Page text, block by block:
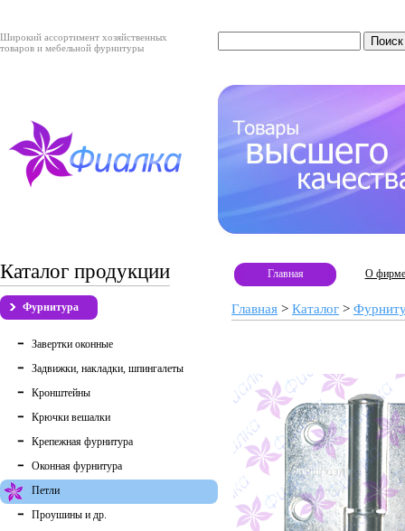
Широкий ассортимент хозяйственных
товаров и мебельной фурнитуры
Каталог продукции
Фурнитура
Завертки оконные
Задвижки, накладки, шпингалеты
Кронштейны
Крючки вешалки
Крепежная фурнитура
Оконная фурнитура
Петли
Проушины и др.
Главная О фирме
Главная > Каталог >